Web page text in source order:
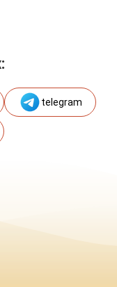
telegram